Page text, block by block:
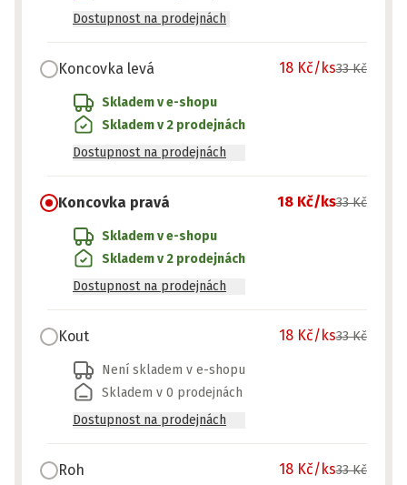
Dostupnost na prodejnách
Koncovka levá 18 Kč/ks33 Kč
Skladem v e-shopu
Skladem v 2 prodejnách
Dostupnost na prodejnách
Koncovka pravá 18 Kč/ks33 Kč
Skladem v e-shopu
Skladem v 2 prodejnách
Dostupnost na prodejnách
Kout 18 Kč/ks33 Kč
Není skladem v e-shopu
Skladem v 0 prodejnách
Dostupnost na prodejnách
Roh 18 Kč/ks33 Kč